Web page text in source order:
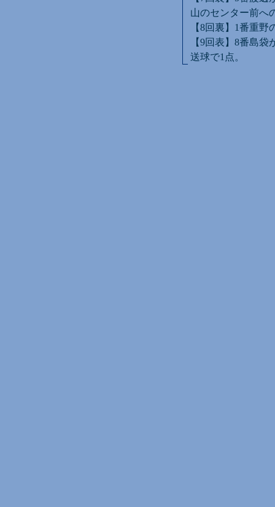
山のセンター前へ
【8回裏】1番重
【9回表】8番島
送球で1点。